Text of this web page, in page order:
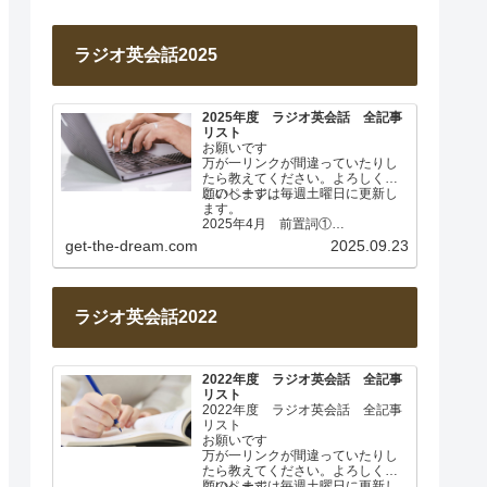
ラジオ英会話2025
2025年度 ラジオ英会話 全記事
リスト
お願いです
万が一リンクが間違っていたりし
たら教えてください。よろしくお
願いします。
このページは毎週土曜日に更新し
ます。
2025年4月 前置詞①
Lesson 001 前置詞about
get-the-dream.com 2025.09.23
ラジオ英会話2022
2022年度 ラジオ英会話 全記事
リスト
2022年度 ラジオ英会話 全記事
リスト
お願いです
万が一リンクが間違っていたりし
たら教えてください。よろしくお